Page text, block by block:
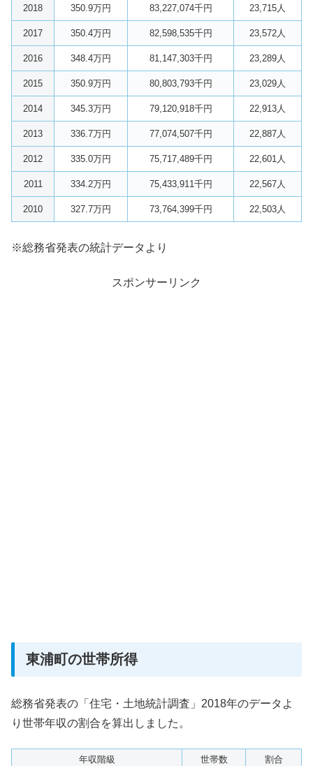
2018 350.9万円 83,227,074千円 23,715人
2017 350.4万円 82,598,535千円 23,572人
2016 348.4万円 81,147,303千円 23,289人
2015 350.9万円 80,803,793千円 23,029人
2014 345.3万円 79,120,918千円 22,913人
2013 336.7万円 77,074,507千円 22,887人
2012 335.0万円 75,717,489千円 22,601人
2011 334.2万円 75,433,911千円 22,567人
2010 327.7万円 73,764,399千円 22,503人
※総務省発表の統計データより
スポンサーリンク
東浦町の世帯所得
総務省発表の「住宅・土地統計調査」2018年のデータよ
り世帯年収の割合を算出しました。
年収階級 世帯数 割合